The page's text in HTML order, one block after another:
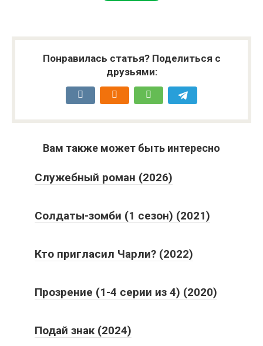
Понравилась статья? Поделиться с
друзьями:
Вам также может быть интересно
Служебный роман (2026)
Солдаты-зомби (1 сезон) (2021)
Кто пригласил Чарли? (2022)
Прозрение (1-4 серии из 4) (2020)
Подай знак (2024)